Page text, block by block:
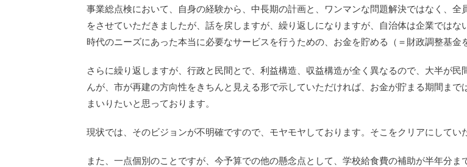
事業総点検において、自身の経験から、中長期の計画と、ワンマンな問題解決ではなく、
をさせていただきましたが、話を戻しますが、繰り返しになりますが、自治体は企業ではな
時代のニーズにあった本当に必要なサービスを行うための、お金を貯める（＝財政調整基金
さらに繰り返しますが、行政と民間とで、利益構造、収益構造が全く異なるので、大半が
んが、市が再建の方向性をきちんと見える形で示していただければ、お金が貯まる期間ま
まいりたいと思っております。
現状では、そのビジョンが不明確ですので、モヤモヤしております。そこをクリアにしてい
また、一点個別のことですが、今予算での他の懸念点として、学校給食費の補助が半年分ま